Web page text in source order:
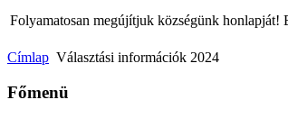
Folyamatosan megújítjuk községünk honlapját!
Címlap Választási információk 2024
Főmenü